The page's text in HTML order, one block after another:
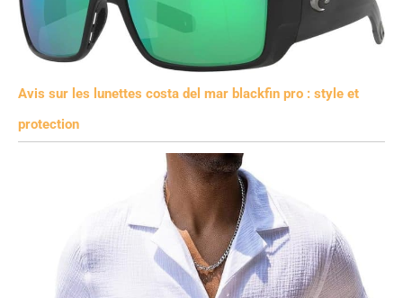
Avis sur les lunettes costa del mar blackfin pro : style et
protection